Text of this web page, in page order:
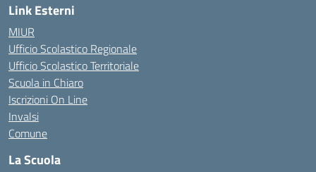
Link Esterni
MIUR
Ufficio Scolastico Regionale
Ufficio Scolastico Territoriale
Scuola in Chiaro
Iscrizioni On Line
Invalsi
Comune
La Scuola